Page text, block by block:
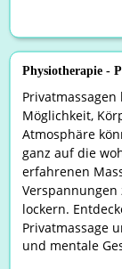
Physiotherapie -
Möglichkeit,
Atmosphäre
ganz auf die
erfahrenen
lockern.
Privatmassage
und mentale